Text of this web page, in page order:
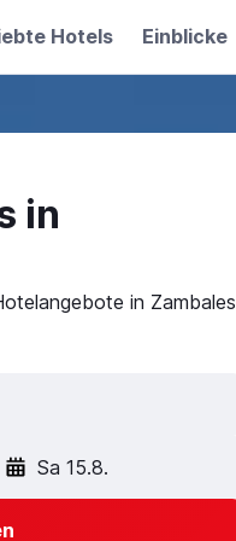
Hotels Einblicke
in
in Zambales
Sa 15.8.